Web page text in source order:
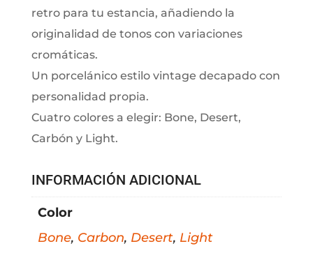
retro para tu estancia, añadiendo la
originalidad de tonos con variaciones
cromáticas.
Un porcelánico estilo vintage decapado con
personalidad propia.
Cuatro colores a elegir: Bone, Desert,
Carbón y Light.
INFORMACIÓN ADICIONAL
Color
Bone, Carbon, Desert, Light